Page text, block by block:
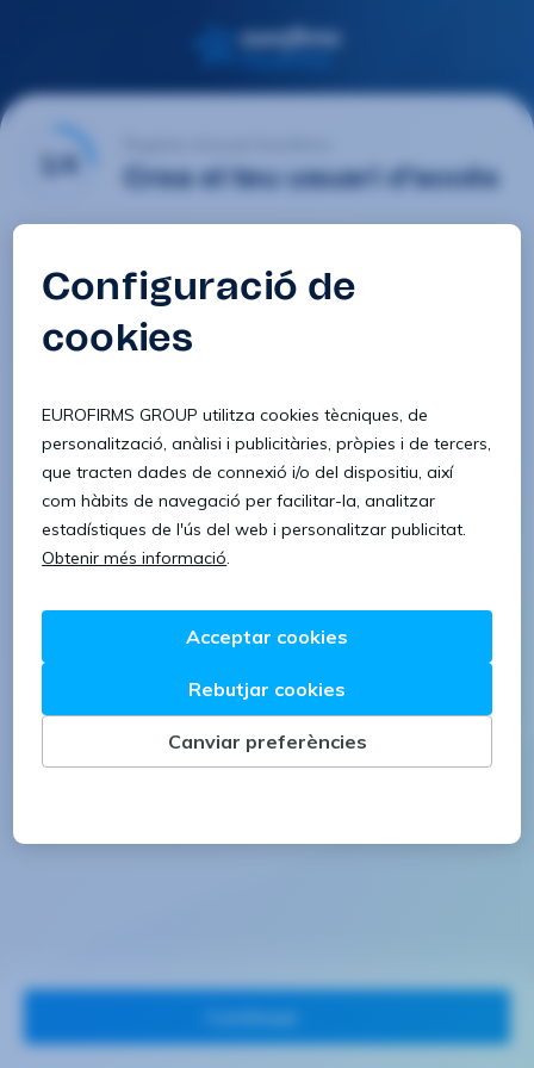
1/4 Crea el teu usuari d'accés
Contrasenya
Confirmar contrasenya
8 caràcters 1 lletra minúscula
1 lletra majúscula 1 número